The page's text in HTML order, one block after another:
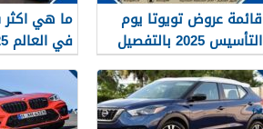
قائمة عروض تويوتا يوم
التأسيس 2025 بالتفصيل
ما هي اكثر
في العالم 2025